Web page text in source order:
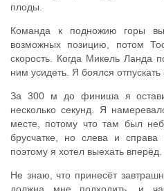
плоды.
Команда к подножию горы
возможных позицию, потом
скорость. Когда Микель Ланда
ним усидеть. Я боялся отпускать
За 300 м до финиша я
несколько секунд. Я
месте, потому что там был
брусчатке, но слева и
поэтому я хотел выехать вперёд.
Не знаю, что принесёт